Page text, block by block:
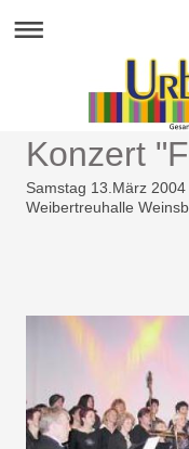
Konzert
Samstag 13.März 2004
Weibertreuhalle